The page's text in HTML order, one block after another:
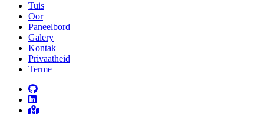
Tuis
Oor
Paneelbord
Galery
Kontak
Privaatheid
Terme